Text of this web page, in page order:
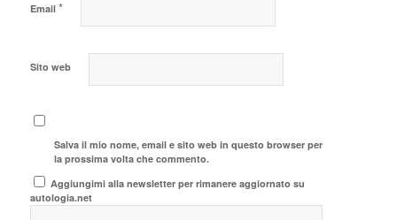
Email *
Sito web
Salva il mio nome, email e sito web in questo browser per
la prossima volta che commento.
Aggiungimi alla newsletter per rimanere aggiornato su
autologia.net